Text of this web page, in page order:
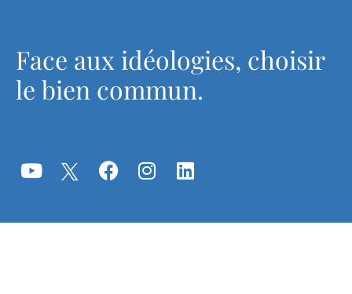
Face aux idéologies, choisir
le bien commun.